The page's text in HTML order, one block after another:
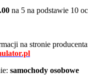
na 5 na podstawie 10
na stronie
samochody osobowe